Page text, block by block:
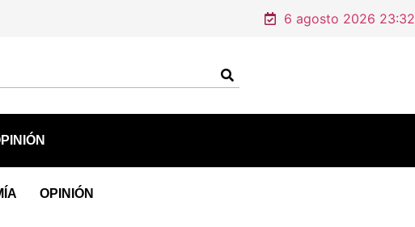
6 agosto 2026 23:32
OPINIÓN